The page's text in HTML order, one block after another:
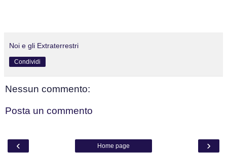
Noi e gli Extraterrestri
Condividi
Nessun commento:
Posta un commento
‹ ›
Home page